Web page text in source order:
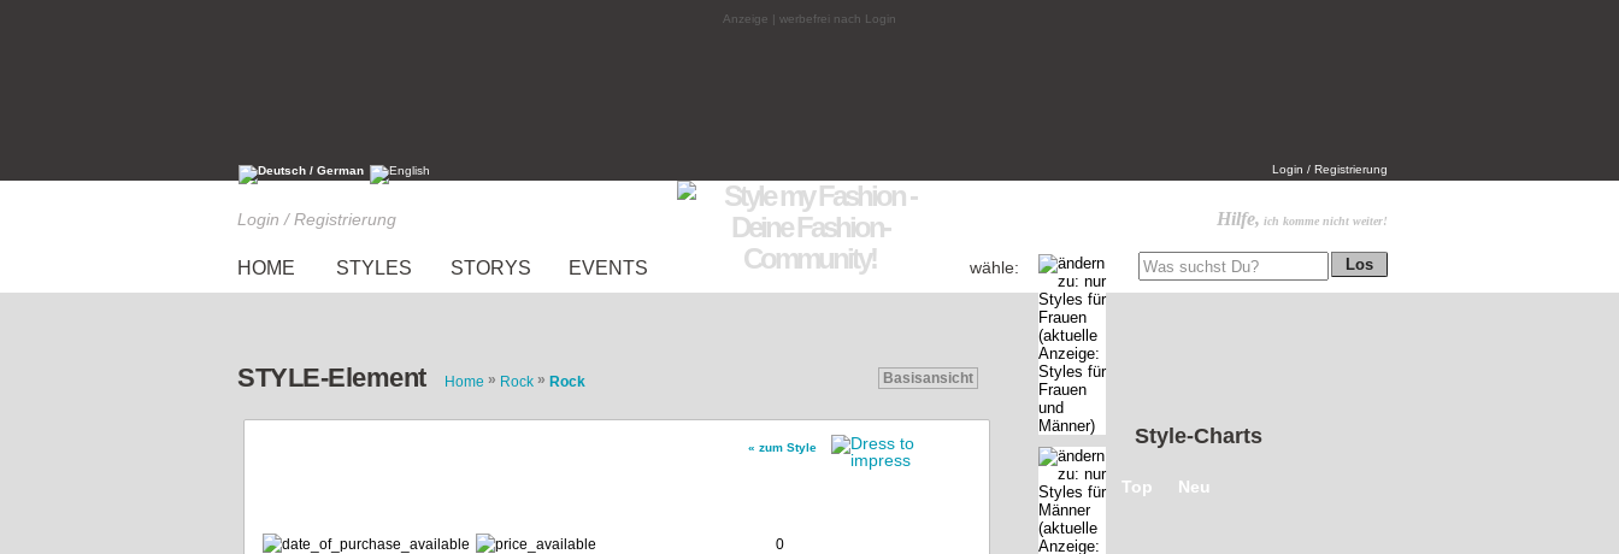
Anzeige | werbefrei nach Login
Login / Registrierung
Hilfe, ich komme nicht weiter!
Login / Registrierung
HOME STYLES STORYS EVENTS wähle:
STYLE-Element Home » Rock » Rock Basisansicht
« zum Style
0
Style-Charts
Top Neu